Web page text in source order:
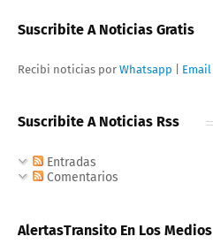
Suscribite A Noticias Gratis
Recibi noticias por Whatsapp Email
Suscribite A Noticias Rss
Entradas
Comentarios
AlertasTransito En Los Medios